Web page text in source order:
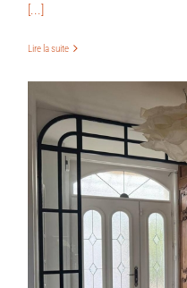
[...]
Lire la suite